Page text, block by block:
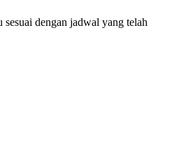
sesuai dengan jadwal yang telah